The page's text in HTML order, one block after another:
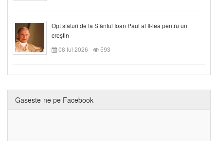
Opt sfaturi de la Sfântul Ioan Paul al II-lea pentru un
creștin
08 Iul 2026
593
Gaseste-ne pe Facebook